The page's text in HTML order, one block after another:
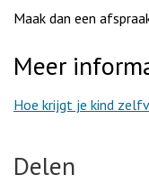
Maak dan een
Meer
Hoe krijgt je kind
Delen